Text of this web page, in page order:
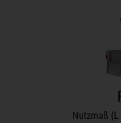
Nutzmaß (L